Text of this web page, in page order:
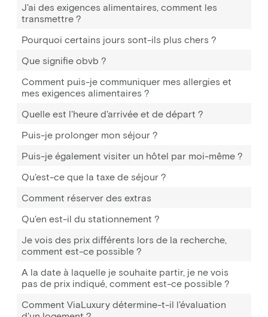
J'ai des exigences alimentaires, comment les
transmettre ?
Pourquoi certains jours sont-ils plus chers ?
Que signifie obvb ?
Comment puis-je communiquer mes allergies et
mes exigences alimentaires ?
Quelle est l'heure d'arrivée et de départ ?
Puis-je prolonger mon séjour ?
Puis-je également visiter un hôtel par moi-même ?
Qu'est-ce que la taxe de séjour ?
Comment réserver des extras
Qu'en est-il du stationnement ?
Je vois des prix différents lors de la recherche,
comment est-ce possible ?
A la date à laquelle je souhaite partir, je ne vois
pas de prix indiqué, comment est-ce possible ?
Comment ViaLuxury détermine-t-il l'évaluation